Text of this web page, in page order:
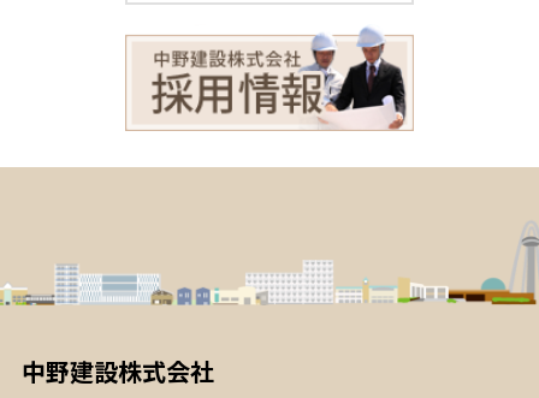
中野建設株式会社